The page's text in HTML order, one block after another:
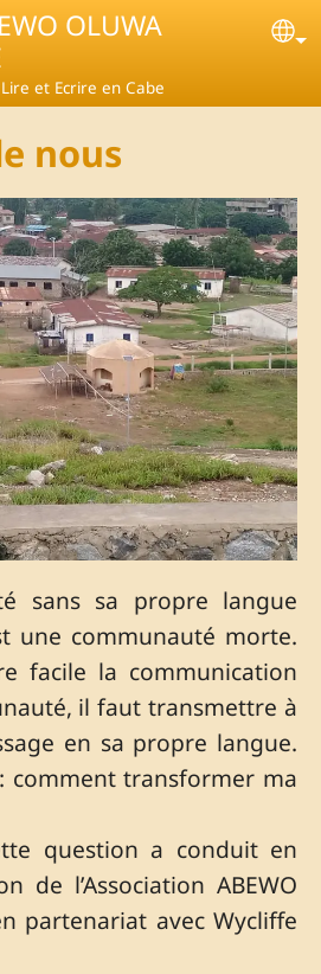
OLUWA
et Ecrire en Cabe
nous
sans sa propre langue
une communauté morte.
facile la communication
il faut transmettre à
en sa propre langue.
comment transformer ma
question a conduit en
de l’Association ABEWO
partenariat avec Wycliffe